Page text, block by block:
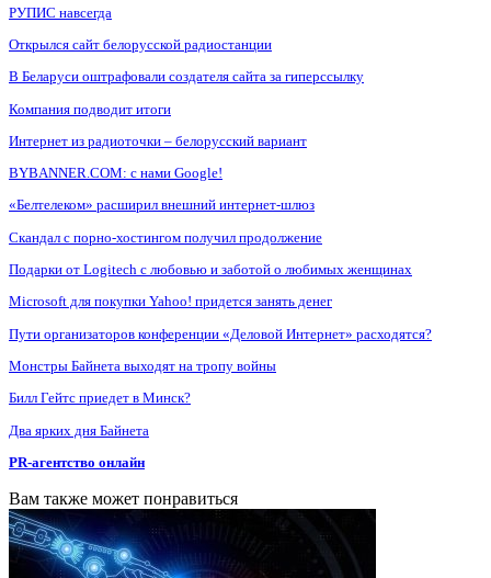
РУПИС навсегда
Открылся сайт белорусской радиостанции
В Беларуси оштрафовали создателя сайта за гиперссылку
Компания подводит итоги
Интернет из радиоточки – белорусский вариант
BYBANNER.COM: c нами Google!
«Белтелеком» расширил внешний интернет-шлюз
Скандал с порно-хостингом получил продолжение
Подарки от Logitech с любовью и заботой о любимых женщинах
Microsoft для покупки Yahoo! придется занять денег
Пути организаторов конференции «Деловой Интернет» расходятся?
Монстры Байнета выходят на тропу войны
Билл Гейтс приедет в Минск?
Два ярких дня Байнета
PR-агентство онлайн
Вам также может понравиться